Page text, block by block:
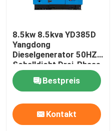
8.5kw 8.5kva YD385D
Yangdong
Dieselgenerator 50HZ
Schalldicht Drei-Phase
Bestpreis
Kontakt